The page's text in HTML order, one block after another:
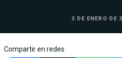
3 DE ENERO DE
Compartir en redes